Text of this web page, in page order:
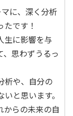
に、深く分析
です！
生に影響を与
、思わずうるっ
析や、自分の
と思います。
からの未来の自